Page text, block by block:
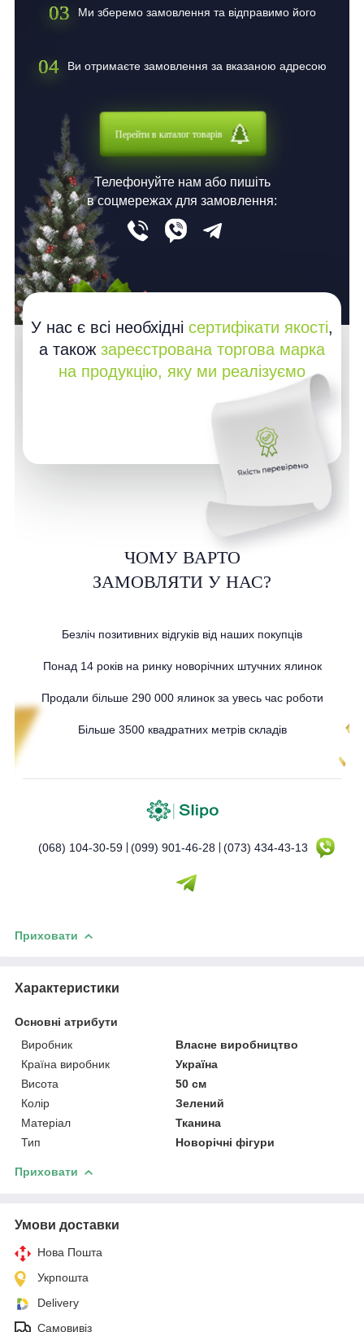
03 Ми зберемо замовлення та відправимо його
04 Ви отримаєте замовлення за вказаною адресою
Перейти в каталог товарів
Телефонуйте нам або пишіть
в соцмережах для замовлення:
У нас є всі необхідні сертифікати якості,
а також зареєстрована торгова марка
на продукцію, яку ми реалізуємо
ЧОМУ ВАРТО
ЗАМОВЛЯТИ У НАС?
Безліч позитивних відгуків від наших покупців
Понад 14 років на ринку новорічних штучних ялинок
Продали більше 290 000 ялинок за увесь час роботи
Більше 3500 квадратних метрів складів
(068) 104-30-59 (099) 901-46-28 (073) 434-43-13
Приховати
Характеристики
Основні атрибути
Виробник
Власне виробництво
Країна виробник
Україна
Висота
50 см
Колір
Зелений
Матеріал
Тканина
Тип
Новорічні фігури
Приховати
Умови доставки
Нова Пошта
Укрпошта
Delivery
Самовивіз